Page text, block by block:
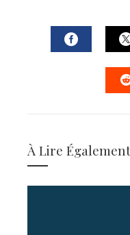
À Lire Également